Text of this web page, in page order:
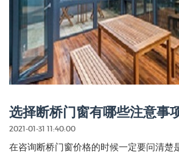
选择断桥门窗有哪些注意事
2021-01-31 11:40:00
在咨询断桥门窗价格的时候一定要问清楚